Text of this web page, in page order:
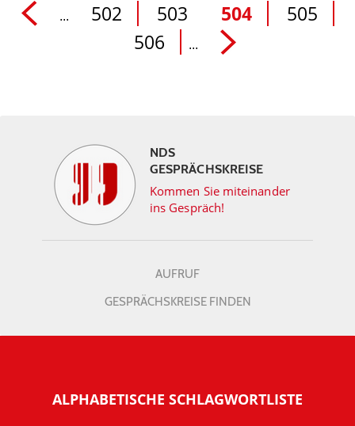
... 502 503 504
505
506
...
NDS
GESPRÄCHSKREISE
Kommen Sie miteinander
ins Gespräch!
AUFRUF
GESPRÄCHSKREISE FINDEN
ALPHABETISCHE SCHLAGWORTLISTE